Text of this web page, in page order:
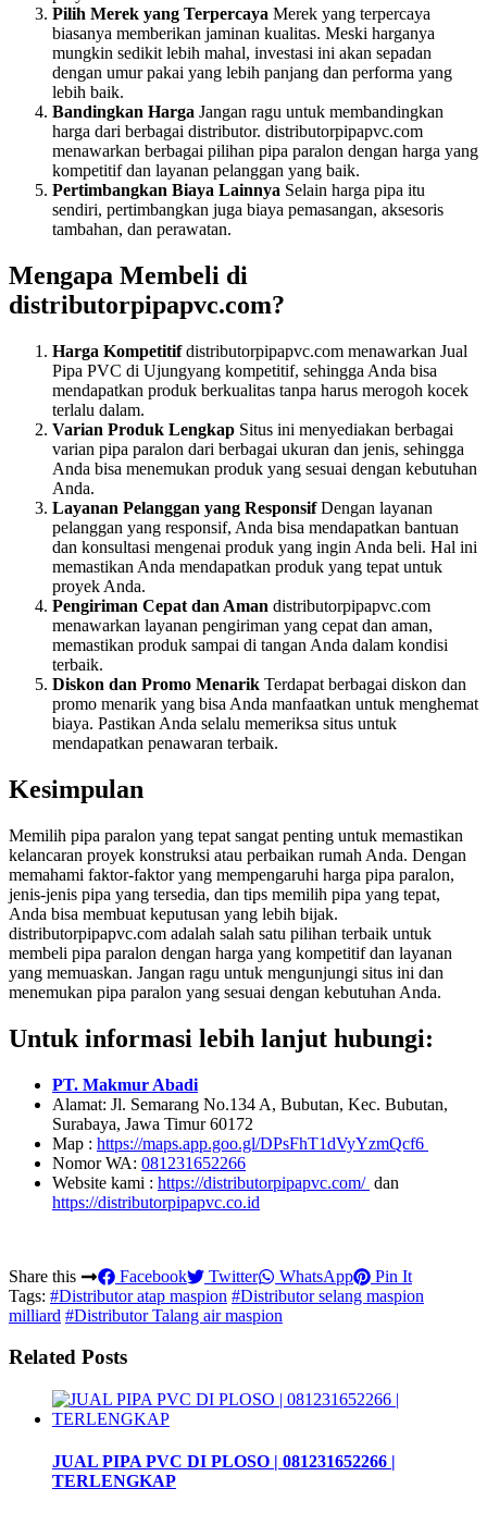
Pilih Merek yang Terpercaya Merek yang terpercaya
biasanya memberikan jaminan kualitas. Meski harganya
mungkin sedikit lebih mahal, investasi ini akan sepadan
dengan umur pakai yang lebih panjang dan performa yang
lebih baik.
Bandingkan Harga Jangan ragu untuk membandingkan
harga dari berbagai distributor. distributorpipapvc.com
menawarkan berbagai pilihan pipa paralon dengan harga yang
kompetitif dan layanan pelanggan yang baik.
Pertimbangkan Biaya Lainnya Selain harga pipa itu
sendiri, pertimbangkan juga biaya pemasangan, aksesoris
tambahan, dan perawatan.
Mengapa Membeli di
distributorpipapvc.com?
Harga Kompetitifdistributorpipapvc.com menawarkan Jual
Pipa PVC di Ujungyang kompetitif, sehingga Anda bisa
mendapatkan produk berkualitas tanpa harus merogoh kocek
terlalu dalam.
Varian Produk Lengkap Situs ini menyediakan berbagai
varian pipa paralon dari berbagai ukuran dan jenis, sehingga
Anda bisa menemukan produk yang sesuai dengan kebutuhan
Anda.
Layanan Pelanggan yang ResponsifDengan layanan
pelanggan yang responsif, Anda bisa mendapatkan bantuan
dan konsultasi mengenai produk yang ingin Anda beli. Hal ini
memastikan Anda mendapatkan produk yang tepat untuk
proyek Anda.
Pengiriman Cepat dan Aman distributorpipapvc.com
menawarkan layanan pengiriman yang cepat dan aman,
memastikan produk sampai di tangan Anda dalam kondisi
terbaik.
Diskon dan Promo Menarik Terdapat berbagai diskon dan
promo menarik yang bisa Anda manfaatkan untuk menghemat
biaya. Pastikan Anda selalu memeriksa situs untuk
mendapatkan penawaran terbaik.
Kesimpulan
Memilih pipa paralon yang tepat sangat penting untuk memastikan
kelancaran proyek konstruksi atau perbaikan rumah Anda. Dengan
memahami faktor-faktor yang mempengaruhi harga pipa paralon,
jenis-jenis pipa yang tersedia, dan tips memilih pipa yang tepat,
Anda bisa membuat keputusan yang lebih bijak.
distributorpipapvc.com adalah salah satu pilihan terbaik untuk
membeli pipa paralon dengan harga yang kompetitif dan layanan
yang memuaskan. Jangan ragu untuk mengunjungi situs ini dan
menemukan pipa paralon yang sesuai dengan kebutuhan Anda.
Untuk informasi lebih lanjut hubungi:
PT. Makmur Abadi
Alamat: Jl. Semarang No.134 A, Bubutan, Kec. Bubutan,
Surabaya, Jawa Timur 60172
Map : https://maps.app.goo.gl/DPsFhT1dVyYzmQcf6
Nomor WA: 081231652266
Website kami : https://distributorpipapvc.com/ dan
https://distributorpipapvc.co.id
Share this Facebook Twitter WhatsApp
Pin It
Tags: #Distributor atap maspion #Distributor selang maspion
milliard #Distributor Talang air maspion
Related Posts
JUAL PIPA PVC DI PLOSO | 081231652266 |
TERLENGKAP